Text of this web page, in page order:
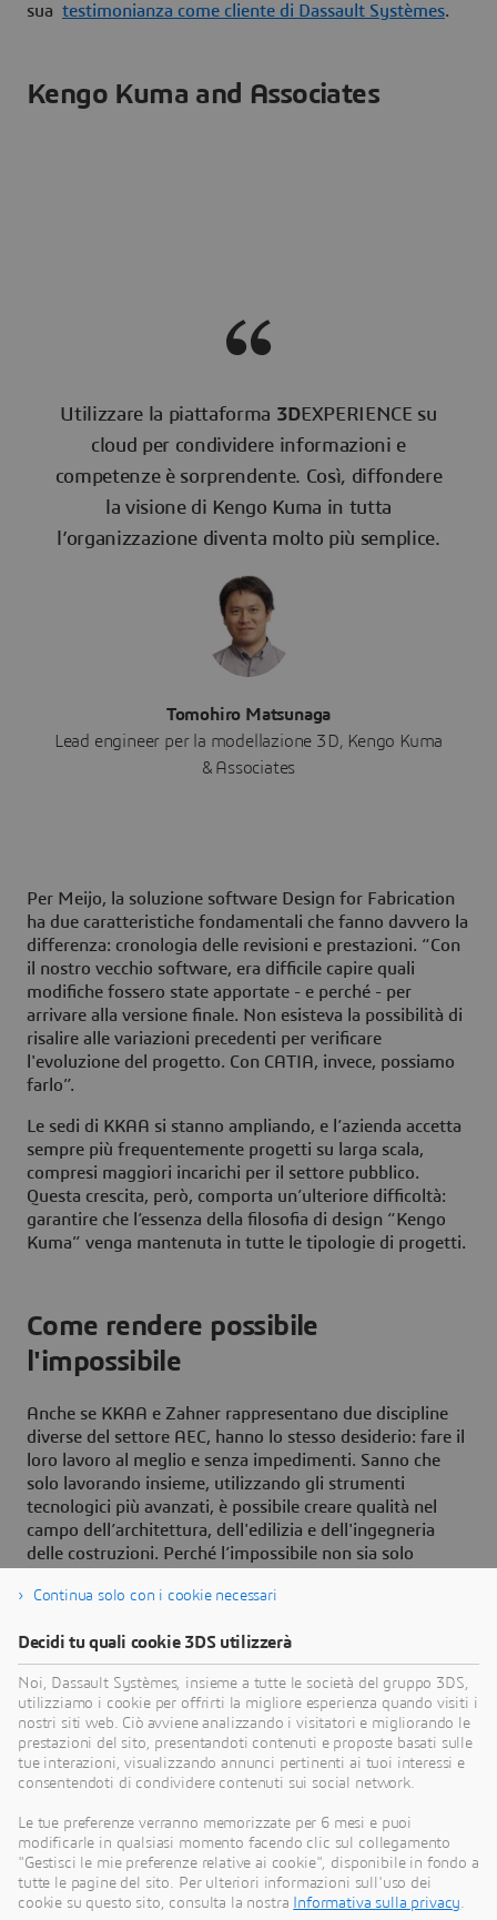
sua testimonianza come cliente di Dassault Systèmes.
Kengo Kuma and Associates
Utilizzare la piattaforma 3DEXPERIENCE su
cloud per condividere informazioni e
competenze è sorprendente. Così, diffondere
la visione di Kengo Kuma in tutta
l’organizzazione diventa molto più semplice.
Tomohiro Matsunaga
Lead engineer per la modellazione 3D, Kengo Kuma
& Associates
Per Meijo, la soluzione software Design for Fabrication
ha due caratteristiche fondamentali che fanno davvero la
differenza: cronologia delle revisioni e prestazioni. “Con
il nostro vecchio software, era difficile capire quali
modifiche fossero state apportate - e perché - per
arrivare alla versione finale. Non esisteva la possibilità di
risalire alle variazioni precedenti per verificare
l'evoluzione del progetto. Con CATIA, invece, possiamo
farlo”.
Le sedi di KKAA si stanno ampliando, e l’azienda accetta
sempre più frequentemente progetti su larga scala,
compresi maggiori incarichi per il settore pubblico.
Questa crescita, però, comporta un’ulteriore difficoltà:
garantire che l’essenza della filosofia di design “Kengo
Kuma” venga mantenuta in tutte le tipologie di progetti.
Come rendere possibile
l'impossibile
Anche se KKAA e Zahner rappresentano due discipline
diverse del settore AEC, hanno lo stesso desiderio: fare il
loro lavoro al meglio e senza impedimenti. Sanno che
solo lavorando insieme, utilizzando gli strumenti
tecnologici più avanzati, è possibile creare qualità nel
campo dell’architettura, dell'edilizia e dell'ingegneria
delle costruzioni. Perché l’impossibile non sia solo
e Amministratore Delegato di A. Zahner Company, che
riassume in termini molto concisi i vantaggi di questo
approccio moderno rispetto a una pratica quasi ancora
artigianale: “Combinando esperienza, competenze,
tecnologie e abilità possiamo affrontare con semplicità
anche le sfide più complesse, riuscendo così a completare
la costruzione degli edifici nel rispetto delle scadenze e
Continua solo con i cookie necessari
Decidi tu quali cookie 3DS utilizzerà
Noi, Dassault Systèmes, insieme a tutte le società del gruppo 3DS,
utilizziamo i cookie per offrirti la migliore esperienza quando visiti i
nostri siti web. Ciò avviene analizzando i visitatori e migliorando le
prestazioni del sito, presentandoti contenuti e proposte basati sulle
tue interazioni, visualizzando annunci pertinenti ai tuoi interessi e
consentendoti di condividere contenuti sui social network.
Le tue preferenze verranno memorizzate per 6 mesi e puoi
modificarle in qualsiasi momento facendo clic sul collegamento
"Gestisci le mie preferenze relative ai cookie", disponibile in fondo a
tutte le pagine del sito. Per ulteriori informazioni sull'uso dei
cookie su questo sito, consulta la nostra
Informativa sulla privacy.